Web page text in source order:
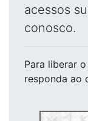
acessos
conosco.
Para liberar
responda ao